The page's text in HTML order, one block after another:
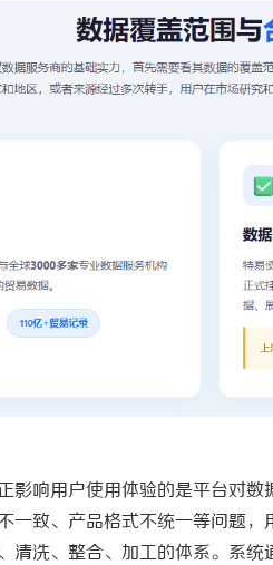
影响用户使用体验的是平台对
一致、产品格式不统一等问题，
清洗、整合、加工的体系。系